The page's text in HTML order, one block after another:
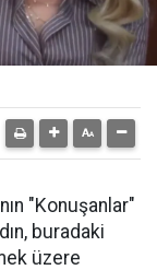
"Konuşanlar"
buradaki
üzere